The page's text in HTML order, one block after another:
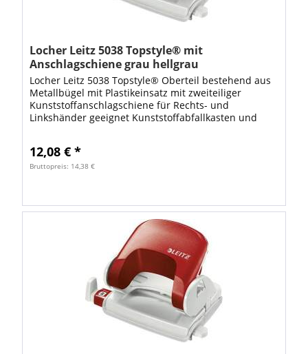
Locher Leitz 5038 Topstyle® mit
Anschlagschiene grau hellgrau
Locher Leitz 5038 Topstyle® Oberteil bestehend aus
Metallbügel mit Plastikeinsatz mit zweiteiliger
Kunststoffanschlagschiene für Rechts- und
Linkshänder geeignet Kunststoffabfallkasten und
12,08 € *
Bruttopreis: 14,38 €